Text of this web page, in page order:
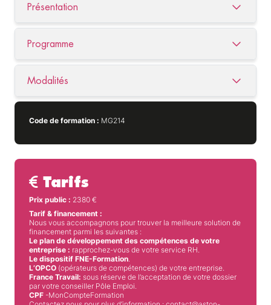
Présentation
Programme
Modalités
Code de formation : MG214
Tarifs
Prix public : 2380 €
Tarif & financement :
Nous vous accompagnons pour trouver la meilleure solution de
financement parmi les suivantes :
Le plan de développement des compétences de votre
entreprise : rapprochez-vous de votre service RH.
Le dispositif FNE-Formation.
L’OPCO (opérateurs de compétences) de votre entreprise.
France Travail: sous réserve de l’acceptation de votre dossier
par votre conseiller Pôle Emploi.
CPF -MonCompteFormation